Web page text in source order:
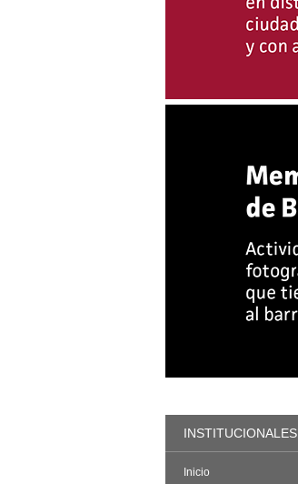
INSTITUCIONALES
Inicio